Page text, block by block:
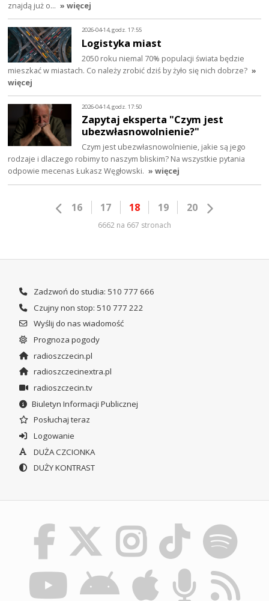
znajdą już o… » więcej
2026-04-14, godz. 17:55
Logistyka miast
2050 roku niemal 70% populacji świata będzie
mieszkać w miastach. Co należy zrobić dziś by żyło się nich dobrze? »
więcej
2026-04-14, godz. 17:50
Zapytaj eksperta "Czym jest
ubezwłasnowolnienie?"
Czym jest ubezwłasnowolnienie, jakie są jego
rodzaje i dlaczego robimy to naszym bliskim? Na wszystkie pytania
odpowie mecenas Łukasz Węgłowski. » więcej
16 17 18 19 20
6662 na 667 stronach
Zadzwoń do studia: 510 777 666
Czujny non stop: 510 777 222
Wyślij do nas wiadomość
Prognoza pogody
radioszczecin.pl
radioszczecinextra.pl
radioszczecin.tv
Biuletyn Informacji Publicznej
Posłuchaj teraz
Logowanie
DUŻA CZCIONKA
DUŻY KONTRAST